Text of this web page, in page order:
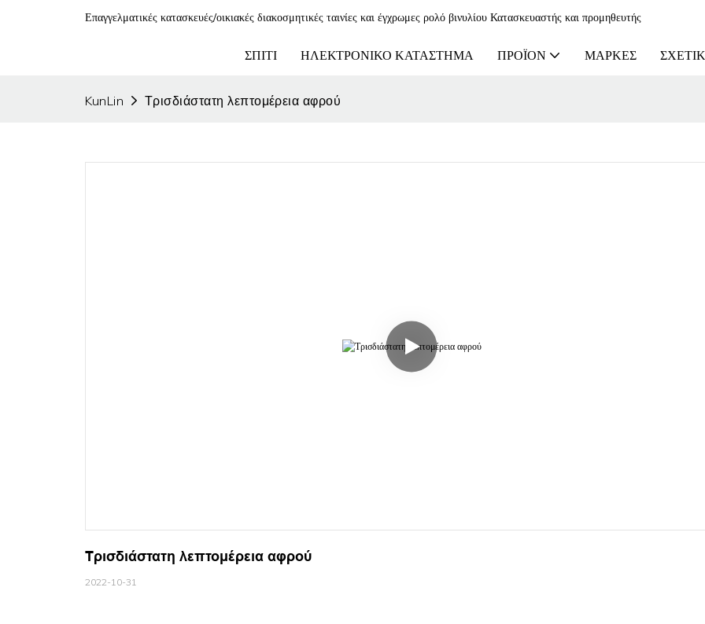
Επαγγελματικές κατασκευές/οικιακές διακοσμητικές ταινίες και έγχρωμες ρολό βινυλίου Κατασκευαστής και προμηθευτής
ΣΠΊΤΙ ΗΛΕΚΤΡΟΝΙΚΌ ΚΑΤΆΣΤΗΜΑ ΠΡΟΪΌΝ ΜΆΡΚΕΣ
KunLin Τρισδιάστατη λεπτομέρεια αφρού
Τρισδιάστατη λεπτομέρεια αφρού
2022-10-31